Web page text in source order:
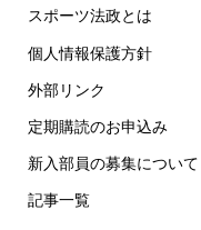
スポーツ法政とは
個人情報保護方針
外部リンク
定期購読のお申込み
新入部員の募集について
記事一覧